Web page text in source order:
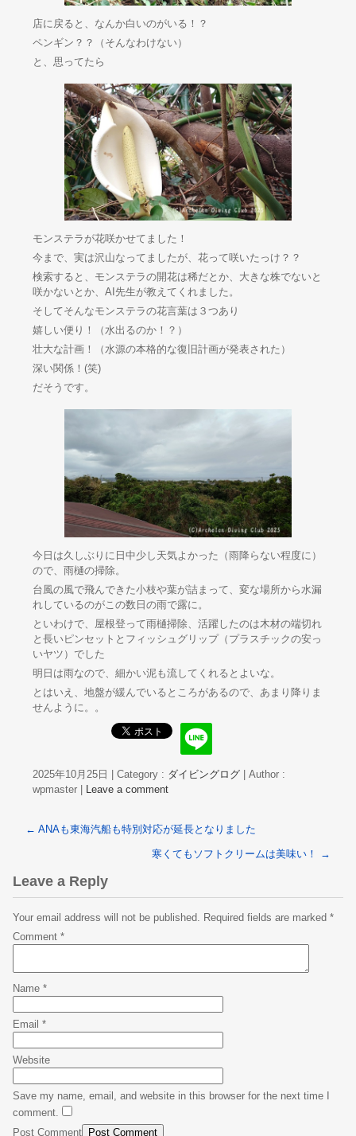
店に戻ると、なんか白いのがいる！？
ペンギン？？（そんなわけない）
と、思ってたら
モンステラが花咲かせてました！
今まで、実は沢山なってましたが、花って咲いたっけ？？
検索すると、モンステラの開花は稀だとか、大きな株でないと
咲かないとか、AI先生が教えてくれました。
そしてそんなモンステラの花言葉は３つあり
嬉しい便り！（水出るのか！？）
壮大な計画！（水源の本格的な復旧計画が発表された）
深い関係！(笑)
だそうです。
今日は久しぶりに日中少し天気よかった（雨降らない程度に）
ので、雨樋の掃除。
台風の風で飛んできた小枝や葉が詰まって、変な場所から水漏
れしているのがこの数日の雨で露に。
といわけで、屋根登って雨樋掃除、活躍したのは木材の端切れ
と長いピンセットとフィッシュグリップ（プラスチックの安っ
いヤツ）でした
明日は雨なので、細かい泥も流してくれるとよいな。
とはいえ、地盤が緩んでいるところがあるので、あまり降りま
せんように。。
2025年10月25日 | Category : ダイビングログ | Author :
wpmaster | Leave a comment
← ANAも東海汽船も特別対応が延長となりました
寒くてもソフトクリームは美味い！ →
Leave a Reply
Your email address will not be published. Required fields are marked *
Comment *
Name *
Email *
Website
Save my name, email, and website in this browser for the next time I
comment.
Post Comment